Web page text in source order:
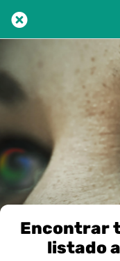
Encontrar
listado